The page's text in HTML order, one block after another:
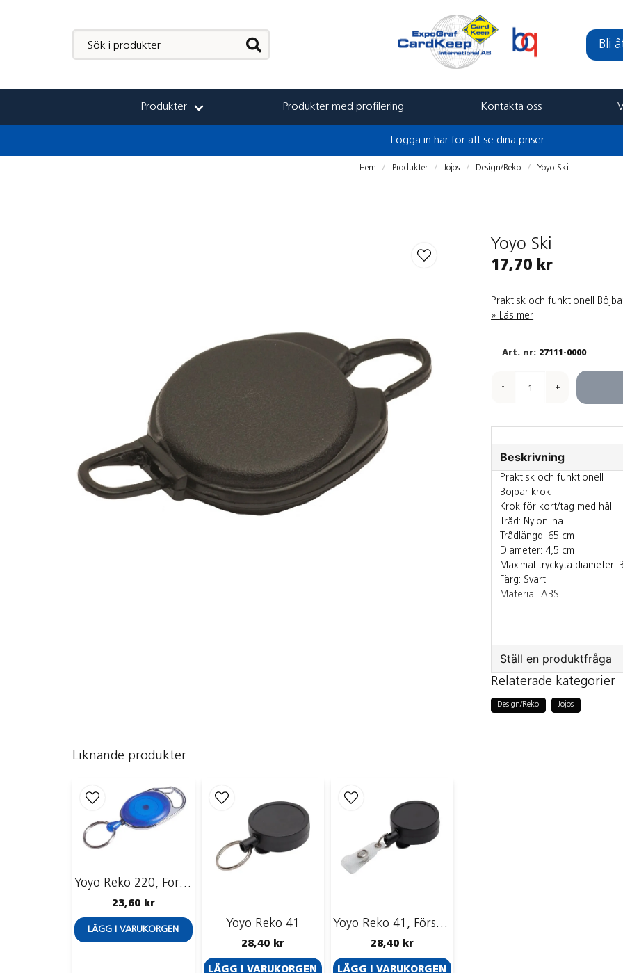
Bli
Produkter Produkter med profilering Kontakta oss
Logga in här för att se dina priser
Hem Produkter Jojos Design/Reko Yoyo Ski
Yoyo Ski
17,70 kr
Praktisk och funktionell
Läs mer
27111-0000
- +
Beskrivning
Praktisk och funktionell
Böjbar krok
Krok för kort/tag med hål
Tråd: Nylonlina
Trådlängd: 65 cm
Diameter: 4,5 cm
Maximal tryckyta diameter:
Färg: Svart
Material: ABS
Säljs även styckvis
Ställ en produktfråga
Fråga oss något
Relaterade kategorier
Design/Reko Jojos
Liknande produkter
Yoyo Reko 220, Försänkt, Nyckelring
23,60 kr
LÄGG I VARUKORGEN Yoyo Reko 41
28,40 kr
LÄGG I VARUKORGEN
Yoyo Reko 41, Försänkt, Förstärkt ID-strip
28,40 kr
LÄGG I VARUKORGEN